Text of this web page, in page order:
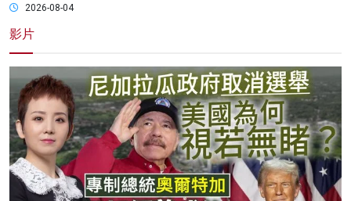
2026-08-04
影片